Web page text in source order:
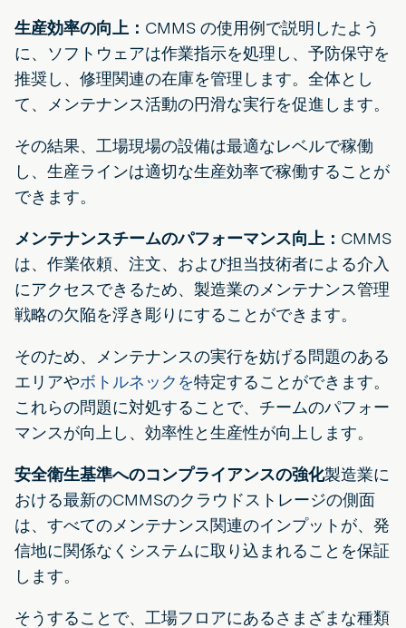
生産効率の向上： CMMS の使用例で説明したよう
に、ソフトウェアは作業指示を処理し、予防保守を
推奨し、修理関連の在庫を管理します。全体とし
て、メンテナンス活動の円滑な実行を促進します。
その結果、工場現場の設備は最適なレベルで稼働
し、生産ラインは適切な生産効率で稼働することが
できます。
メンテナンスチームのパフォーマンス向上： CMMS
は、作業依頼、注文、および担当技術者による介入
にアクセスできるため、製造業のメンテナンス管理
戦略の欠陥を浮き彫りにすることができます。
そのため、メンテナンスの実行を妨げる問題のある
エリアやボトルネックを特定することができます。
これらの問題に対処することで、チームのパフォー
マンスが向上し、効率性と生産性が向上します。
安全衛生基準へのコンプライアンスの強化製造業に
おける最新のCMMSのクラウドストレージの側面
は、すべてのメンテナンス関連のインプットが、発
信地に関係なくシステムに取り込まれることを保証
します。
そうすることで、工場フロアにあるさまざまな種類